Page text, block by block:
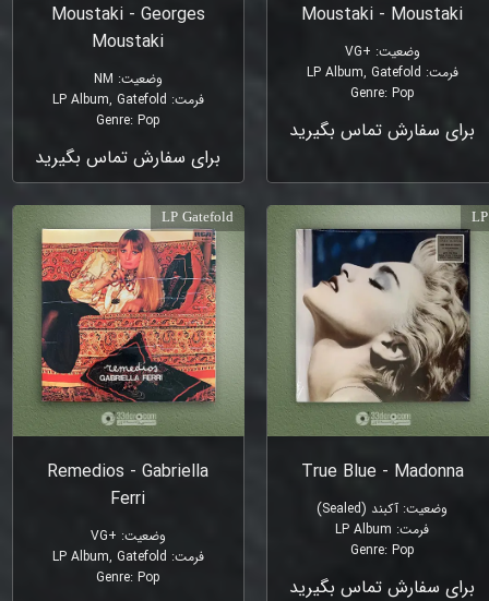
Moustaki - Moustaki
وضعیت:
+VG
فرمت:
LP Album, Gatefold
Genre: Pop
برای سفارش تماس بگیرید
Moustaki - Georges
Moustaki
وضعیت:
NM
فرمت:
LP Album, Gatefold
Genre: Pop
برای سفارش تماس بگیرید
True Blue - Madonna
وضعیت: آکبند (Sealed)
فرمت:
LP Album
Genre: Pop
برای سفارش تماس بگیرید
LP
Remedios - Gabriella
Ferri
وضعیت:
+VG
فرمت:
LP Album, Gatefold
Genre: Pop
LP Gatefold